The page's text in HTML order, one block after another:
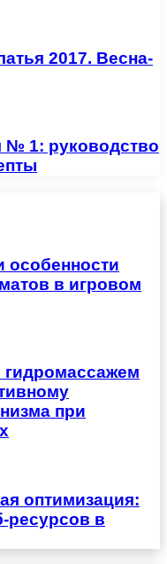
2017. Весна-
№ 1: руководство
в игровом
при
оптимизация:
ресурсов в